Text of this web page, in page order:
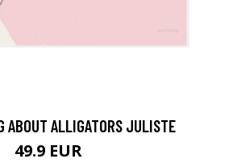
ABOUT ALLIGATORS JULISTE
49.9 EUR